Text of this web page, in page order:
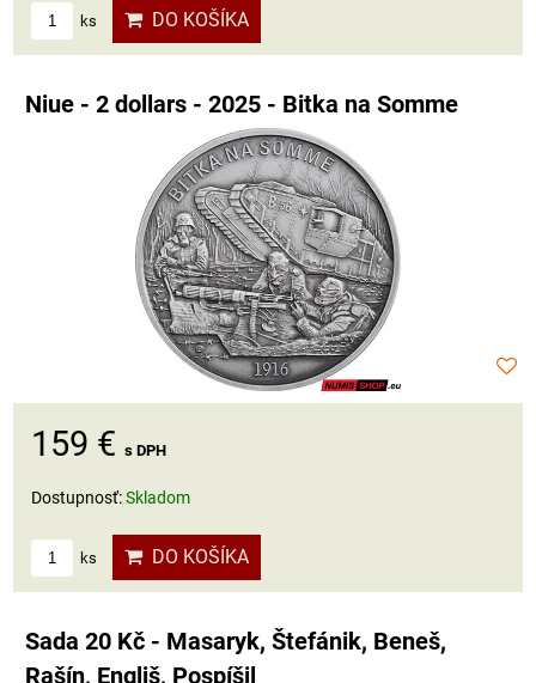
ks DO KOŠÍKA
Niue - 2 dollars - 2025 - Bitka na Somme
159 € s DPH
Dostupnosť:Skladom
ks DO KOŠÍKA
Sada 20 Kč - Masaryk, Štefánik, Beneš,
Rašín, Engliš, Pospíšil